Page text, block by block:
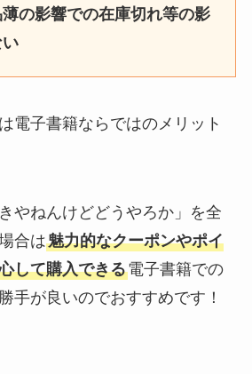
薄の影響での在庫切れ等の影
電子書籍ならではのメリット
やねんけどどうやろか」を全
合は魅力的なクーポンやポイ
して購入できる電子書籍での
手が良いのでおすすめです！